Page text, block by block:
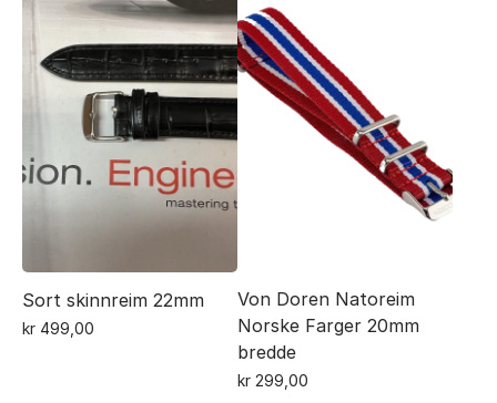
Sort skinnreim 22mm
kr 499,00
Von Doren Natoreim
Norske Farger 20mm
bredde
kr 299,00